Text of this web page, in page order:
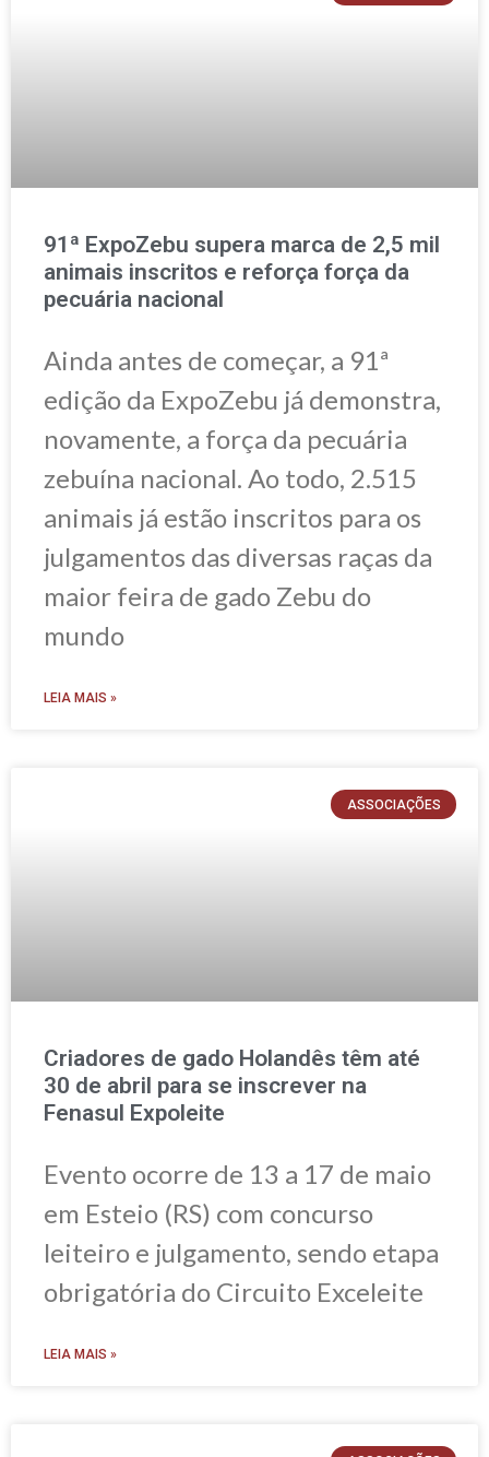
91ª ExpoZebu supera marca de 2,5 mil
animais inscritos e reforça força da
pecuária nacional
Ainda antes de começar, a 91ª
edição da ExpoZebu já demonstra,
novamente, a força da pecuária
zebuína nacional. Ao todo, 2.515
animais já estão inscritos para os
julgamentos das diversas raças da
maior feira de gado Zebu do
mundo
LEIA MAIS »
ASSOCIAÇÕES
Criadores de gado Holandês têm até
30 de abril para se inscrever na
Fenasul Expoleite
Evento ocorre de 13 a 17 de maio
em Esteio (RS) com concurso
leiteiro e julgamento, sendo etapa
obrigatória do Circuito Exceleite
LEIA MAIS »